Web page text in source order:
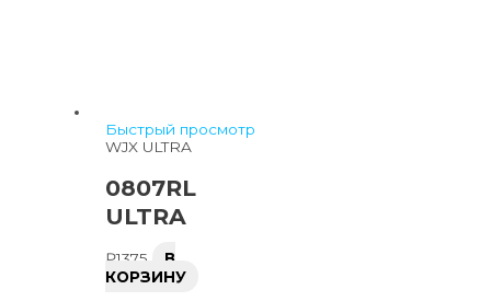
Быстрый просмотр
WJX ULTRA
0807RL
ULTRA
₽1375
В
КОРЗИНУ